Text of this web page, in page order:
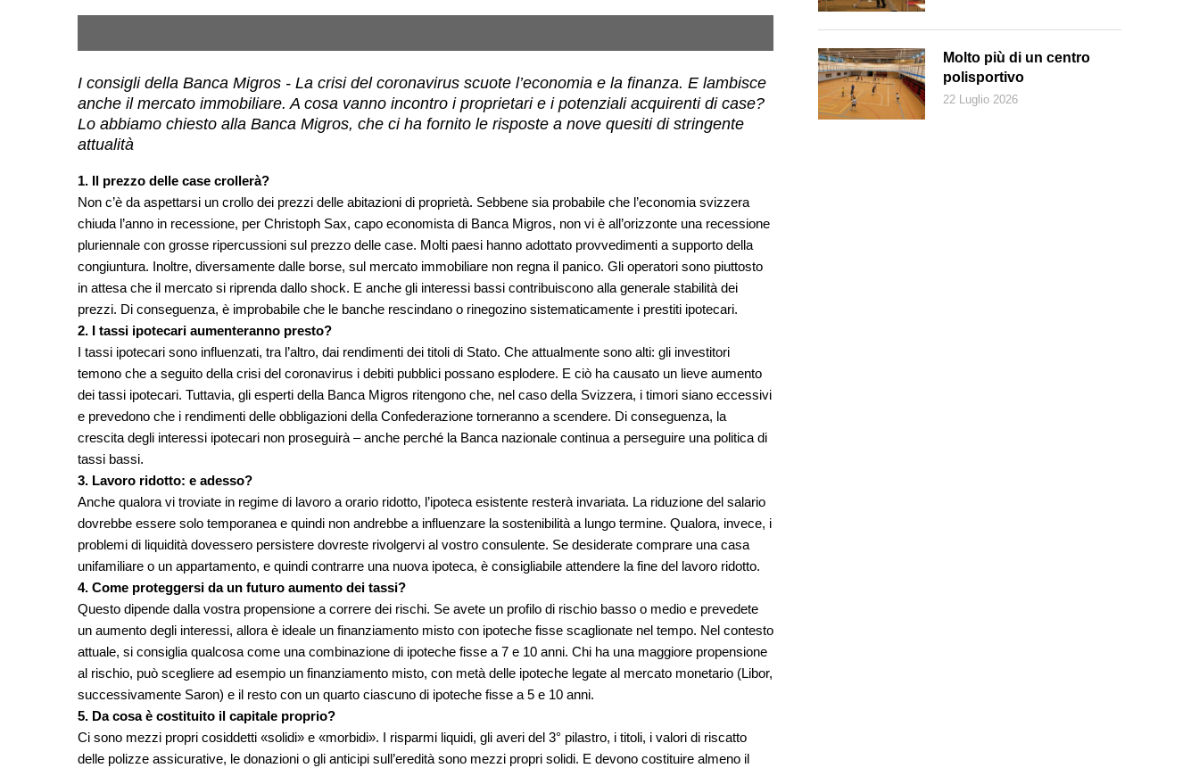
I consigli della Banca Migros - La crisi del coronavirus scuote l’economia e la finanza. E lambisce
anche il mercato immobiliare. A cosa vanno incontro i proprietari e i potenziali acquirenti di case?
Lo abbiamo chiesto alla Banca Migros, che ci ha fornito le risposte a nove quesiti di stringente
attualità
1. Il prezzo delle case crollerà?
Non c’è da aspettarsi un crollo dei prezzi delle abitazioni di proprietà. Sebbene sia probabile che l’economia svizzera
chiuda l’anno in recessione, per Christoph Sax, capo economista di Banca Migros, non vi è all’orizzonte una recessione
pluriennale con grosse ripercussioni sul prezzo delle case. Molti paesi hanno adottato provvedimenti a supporto della
congiuntura. Inoltre, diversamente dalle borse, sul mercato immobiliare non regna il panico. Gli operatori sono piuttosto
in attesa che il mercato si riprenda dallo shock. E anche gli interessi bassi contribuiscono alla generale stabilità dei
prezzi. Di conseguenza, è improbabile che le banche rescindano o rinegozino sistematicamente i prestiti ipotecari.
2. I tassi ipotecari aumenteranno presto?
I tassi ipotecari sono influenzati, tra l’altro, dai rendimenti dei titoli di Stato. Che attualmente sono alti: gli investitori
temono che a seguito della crisi del coronavirus i debiti pubblici possano esplodere. E ciò ha causato un lieve aumento
dei tassi ipotecari. Tuttavia, gli esperti della Banca Migros ritengono che, nel caso della Svizzera, i timori siano eccessivi
e prevedono che i rendimenti delle obbligazioni della Confederazione torneranno a scendere. Di conseguenza, la
crescita degli interessi ipotecari non proseguirà – anche perché la Banca nazionale continua a perseguire una politica di
tassi bassi.
3. Lavoro ridotto: e adesso?
Anche qualora vi troviate in regime di lavoro a orario ridotto, l’ipoteca esistente resterà invariata. La riduzione del salario
dovrebbe essere solo temporanea e quindi non andrebbe a influenzare la sostenibilità a lungo termine. Qualora, invece, i
problemi di liquidità dovessero persistere dovreste rivolgervi al vostro consulente. Se desiderate comprare una casa
unifamiliare o un appartamento, e quindi contrarre una nuova ipoteca, è consigliabile attendere la fine del lavoro ridotto.
4. Come proteggersi da un futuro aumento dei tassi?
Questo dipende dalla vostra propensione a correre dei rischi. Se avete un profilo di rischio basso o medio e prevedete
un aumento degli interessi, allora è ideale un finanziamento misto con ipoteche fisse scaglionate nel tempo. Nel contesto
attuale, si consiglia qualcosa come una combinazione di ipoteche fisse a 7 e 10 anni. Chi ha una maggiore propensione
al rischio, può scegliere ad esempio un finanziamento misto, con metà delle ipoteche legate al mercato monetario (Libor,
successivamente Saron) e il resto con un quarto ciascuno di ipoteche fisse a 5 e 10 anni.
5. Da cosa è costituito il capitale proprio?
Ci sono mezzi propri cosiddetti «solidi» e «morbidi». I risparmi liquidi, gli averi del 3° pilastro, i titoli, i valori di riscatto
delle polizze assicurative, le donazioni o gli anticipi sull’eredità sono mezzi propri solidi. E devono costituire almeno il
Molto più di un centro
polisportivo
22 Luglio 2026